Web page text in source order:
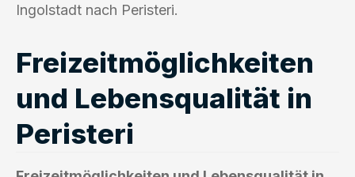
Ingolstadt nach Peristeri.
Freizeitmöglichkeiten
und Lebensqualität in
Peristeri